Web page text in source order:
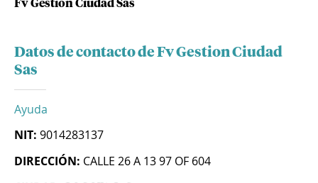
Fv Gestion Ciudad Sas
Datos de contacto de Fv Gestion Ciudad
Sas
Ayuda
NIT: 9014283137
DIRECCIÓN: CALLE 26 A 13 97 OF 604